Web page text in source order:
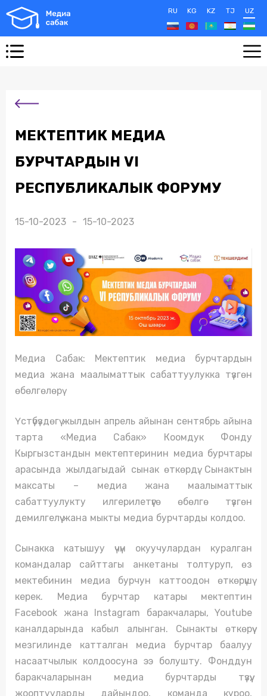
RU KG KZ TJ UZ
МЕКТЕПТИК МЕДИА
БУРЧТАРДЫН VI
РЕСПУБЛИКАЛЫК ФОРУМУ
15-10-2023 - 15-10-2023
Медиа Сабак: Мектептик медиа бурчтардын
медиа жана маалыматтык сабаттуулукка түзгөн
өбөлгөлөрү
Үстүбүздөгү жылдын апрель айынан сентябрь айына
тарта «Медиа Сабак» Коомдук Фонду
Кыргызстандын мектептеринин медиа бурчтары
арасында жылдагыдай сынак өткөрдү. Сынактын
максаты – медиа жана маалыматтык
сабаттуулукту илгерилетүүгө өбөлгө түзгөн
демилгелүү жана мыкты медиа бурчтарды колдоо.
Сынакка катышуу үчүн окуучулардан куралган
командалар сайттагы анкетаны толтуруп, өз
мектебинин медиа бурчун каттоодон өткөрүшү
керек. Медиа бурчтар катары мектептин
Facebook жана Instagram баракчалары, Youtube
каналдарында кабыл алынган. Сынакты өткөрүү
мезгилинде катталган медиа бурчтар баалуу
насаатчылык колдоосуна ээ болушту. Фонддун
баракчаларынан медиа бурчтарды түзүү,
жооптууларды дайындоо, команда куроо,